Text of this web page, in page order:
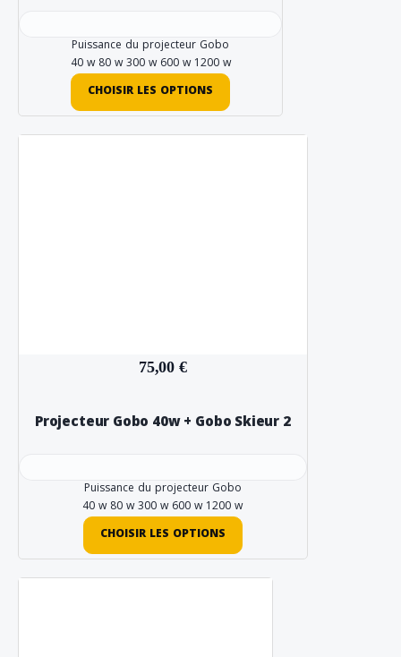
Puissance du projecteur Gobo
40 w80 w300 w600 w1200 w
CHOISIR LES OPTIONS
75,00 €
Projecteur Gobo 40w + Gobo Skieur 2
Puissance du projecteur Gobo
40 w80 w300 w600 w1200 w
CHOISIR LES OPTIONS